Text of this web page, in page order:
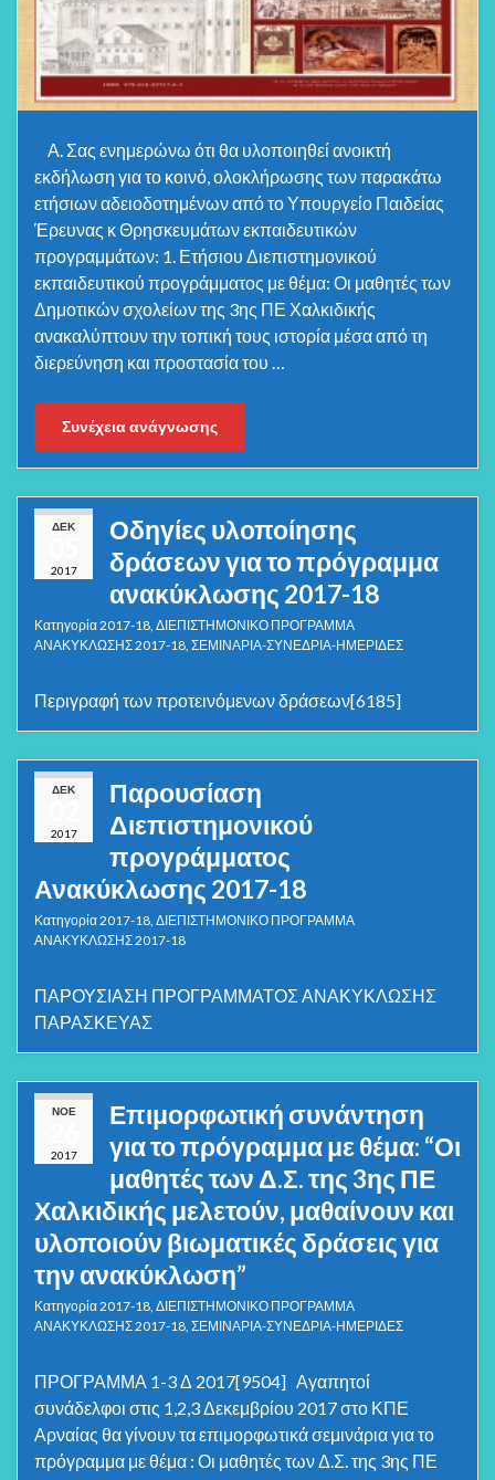
Α. Σας ενημερώνω ότι θα υλοποιηθεί ανοικτή
εκδήλωση για το κοινό, ολοκλήρωσης των παρακάτω
ετήσιων αδειοδοτημένων από το Υπουργείο Παιδείας
Έρευνας κ Θρησκευμάτων εκπαιδευτικών
προγραμμάτων: 1. Ετήσιου Διεπιστημονικού
εκπαιδευτικού προγράμματος με θέμα: Οι μαθητές των
Δημοτικών σχολείων της 3ης ΠΕ Χαλκιδικής
ανακαλύπτουν την τοπική τους ιστορία μέσα από τη
διερεύνηση και προστασία του …
Συνέχεια ανάγνωσης
ΔΕΚ
2017
Οδηγίες υλοποίησης
δράσεων για το πρόγραμμα
ανακύκλωσης 2017-18
Κατηγορία2017-18 ΔΙΕΠΙΣΤΗΜΟΝΙΚΟ ΠΡΟΓΡΑΜΜΑ
ΑΝΑΚΥΚΛΩΣΗΣ 2017-18 ΣΕΜΙΝΑΡΙΑ-ΣΥΝΕΔΡΙΑ-ΗΜΕΡΙΔΕΣ
Περιγραφή των προτεινόμενων δράσεων[6185]
ΔΕΚ
2017
Παρουσίαση
Διεπιστημονικού
προγράμματος
Ανακύκλωσης 2017-18
Κατηγορία2017-18 ΔΙΕΠΙΣΤΗΜΟΝΙΚΟ ΠΡΟΓΡΑΜΜΑ
ΑΝΑΚΥΚΛΩΣΗΣ 2017-18
ΠΑΡΟΥΣΙΑΣΗ ΠΡΟΓΡΑΜΜΑΤΟΣ ΑΝΑΚΥΚΛΩΣΗΣ
ΠΑΡΑΣΚΕΥΑΣ
ΝΟΈ
2017
Επιμορφωτική συνάντηση
για το πρόγραμμα με θέμα: “Οι
μαθητές των Δ.Σ. της 3ης ΠΕ
Χαλκιδικής μελετούν, μαθαίνουν και
υλοποιούν βιωματικές δράσεις για
την ανακύκλωση”
Κατηγορία2017-18 ΔΙΕΠΙΣΤΗΜΟΝΙΚΟ ΠΡΟΓΡΑΜΜΑ
ΑΝΑΚΥΚΛΩΣΗΣ 2017-18 ΣΕΜΙΝΑΡΙΑ-ΣΥΝΕΔΡΙΑ-ΗΜΕΡΙΔΕΣ
ΠΡΟΓΡΑΜΜΑ 1-3 Δ 2017[9504] Αγαπητοί
συνάδελφοι στις 1,2,3 Δεκεμβρίου 2017 στο ΚΠΕ
Αρναίας θα γίνουν τα επιμορφωτικά σεμινάρια για το
πρόγραμμα με θέμα : Οι μαθητές των Δ.Σ. της 3ης ΠΕ